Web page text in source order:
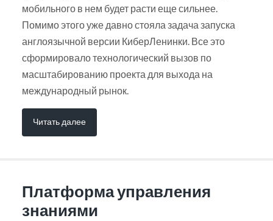
мобильного в нем будет расти еще сильнее.
Помимо этого уже давно стояла задача запуска
англоязычной версии КиберЛенинки. Все это
сформировало технологический вызов по
масштабированию проекта для выхода на
международный рынок.
Читать далее
Платформа управления
знаниями